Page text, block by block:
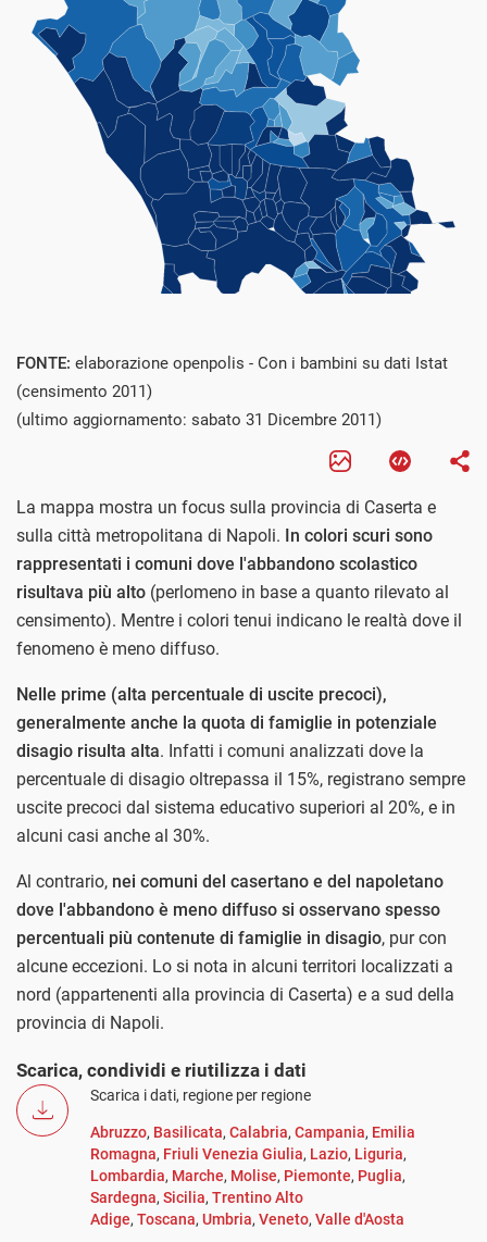
FONTE: elaborazione openpolis - Con i bambini su dati Istat
(censimento 2011)
(ultimo aggiornamento: sabato 31 Dicembre 2011)
La mappa mostra un focus sulla provincia di Caserta e
sulla città metropolitana di Napoli. In colori scuri sono
rappresentati i comuni dove l'abbandono scolastico
risultava più alto (perlomeno in base a quanto rilevato al
censimento). Mentre i colori tenui indicano le realtà dove il
fenomeno è meno diffuso.
Nelle prime (alta percentuale di uscite precoci),
generalmente anche la quota di famiglie in potenziale
disagio risulta alta. Infatti i comuni analizzati dove la
percentuale di disagio oltrepassa il 15%, registrano sempre
uscite precoci dal sistema educativo superiori al 20%, e in
alcuni casi anche al 30%.
Al contrario, nei comuni del casertano e del napoletano
dove l'abbandono è meno diffuso si osservano spesso
percentuali più contenute di famiglie in disagio, pur con
alcune eccezioni. Lo si nota in alcuni territori localizzati a
nord (appartenenti alla provincia di Caserta) e a sud della
provincia di Napoli.
Scarica, condividi e riutilizza i dati
Scarica i dati, regione per regione
Abruzzo, Basilicata, Calabria, Campania, Emilia
Romagna, Friuli Venezia Giulia, Lazio, Liguria,
Lombardia, Marche, Molise, Piemonte, Puglia,
Sardegna, Sicilia, Trentino Alto
Adige, Toscana, Umbria, Veneto, Valle d'Aosta